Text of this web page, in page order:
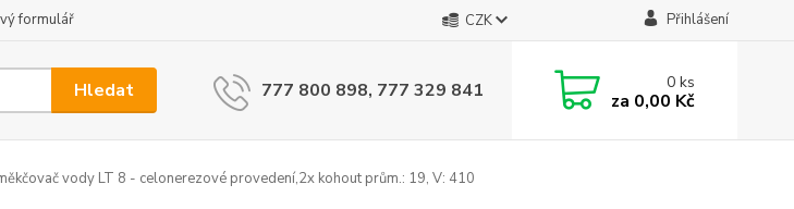
formulář CZK Přihlášení
Hledat 777 800 898, 777 329 841 0ks
za 0,00 Kč
vody LT 8 - celonerezové provedení,2x kohout prům.: 19, V: 410